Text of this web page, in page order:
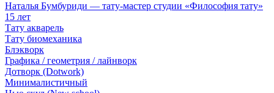
Наталья Бумбуриди — тату-мастер студии «Философия тату»
15 лет
Тату акварель
Тату биомеханика
Блэкворк
Графика / геометрия / лайнворк
Дотворк (Dotwork)
Минималистичный